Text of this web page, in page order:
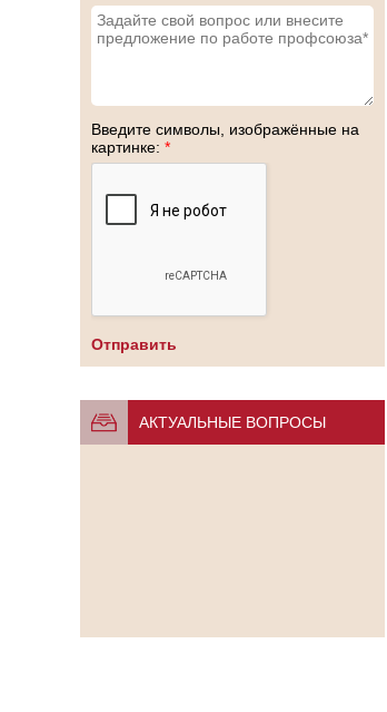
Введите символы, изображённые на
картинке: *
АКТУАЛЬНЫЕ ВОПРОСЫ